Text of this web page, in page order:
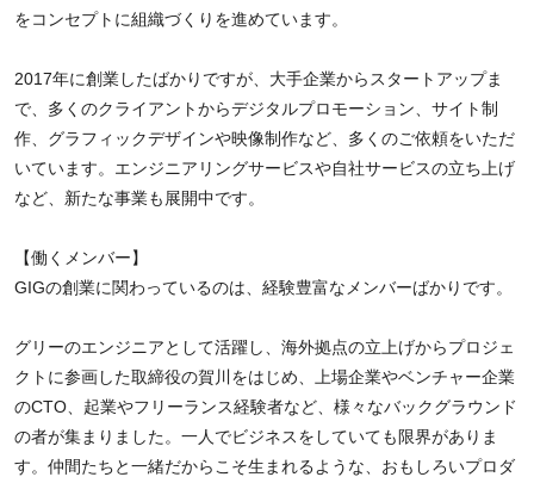
をコンセプトに組織づくりを進めています。
2017年に創業したばかりですが、大手企業からスタートアップま
で、多くのクライアントからデジタルプロモーション、サイト制
作、グラフィックデザインや映像制作など、多くのご依頼をいただ
いています。エンジニアリングサービスや自社サービスの立ち上げ
など、新たな事業も展開中です。
【働くメンバー】
GIGの創業に関わっているのは、経験豊富なメンバーばかりです。
グリーのエンジニアとして活躍し、海外拠点の立上げからプロジェ
クトに参画した取締役の賀川をはじめ、上場企業やベンチャー企業
のCTO、起業やフリーランス経験者など、様々なバックグラウンド
の者が集まりました。一人でビジネスをしていても限界がありま
す。仲間たちと一緒だからこそ生まれるような、おもしろいプロダ